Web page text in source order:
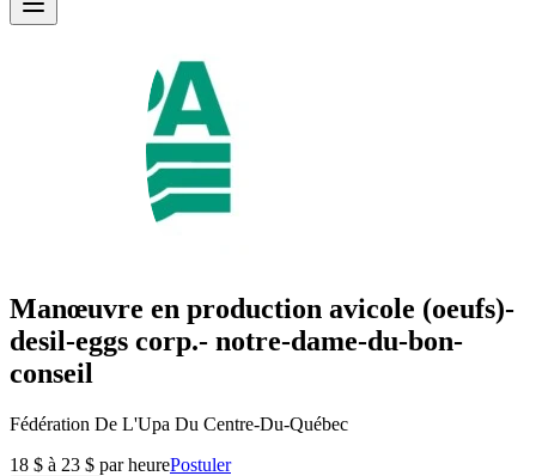
Manœuvre en production avicole (oeufs)-
desil-eggs corp.- notre-dame-du-bon-
conseil
Fédération De L'Upa Du Centre-Du-Québec
18 $ à 23 $ par heurePostuler